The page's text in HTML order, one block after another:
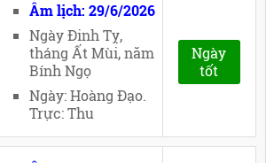
Âm lịch: 29/6/2026
Ngày Đinh Tỵ,
tháng Ất Mùi, năm
Bính Ngọ
Ngày: Hoàng Đạo.
Trực: Thu
Ngày
tốt